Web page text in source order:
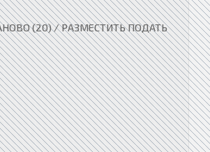
(20) / РАЗМЕСТИТЬ ПОДАТЬ